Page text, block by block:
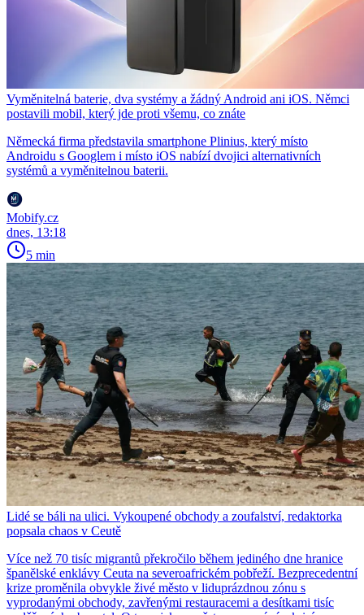
Vyměnitelná baterie, dva systémy a žádný Android ani iOS. Němci
postavili mobil, který jde proti všemu, co znáte
Německá firma představila smartphone Plinius, který místo
Androidu s Googlem i místo iOS nabízí dvojici alternativních
systémů a vyměnitelnou baterii.
Mobify.cz
dnes, 13:18
5 min
Lidé se báli na ulici. Vykoupené obchody a zoufalství, redaktorka
popsala chaos v Ceutě
Více než 70 tisíc migrantů překročilo během jediného dne hranice
španělské enklávy Ceuta na severoafrickém pobřeží. Bezprecedentní
krize proměnila obvykle živé město v liduprázdnou zónu s
vyprodanými obchody, zavřenými restauracemi a desítkami tisíc